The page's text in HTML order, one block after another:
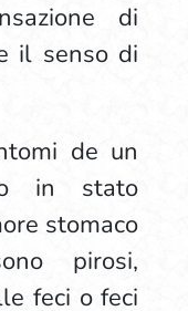
di
il senso di
de un
in stato
stomaco
pirosi,
feci o feci